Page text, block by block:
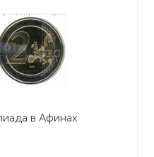
в Афинах